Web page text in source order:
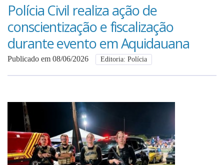
Anuncie
Anuncie
Polícia Civil realiza ação de
conscientização e fiscalização
durante evento em Aquidauana
Publicado em 08/06/2026 Editoria: Polícia